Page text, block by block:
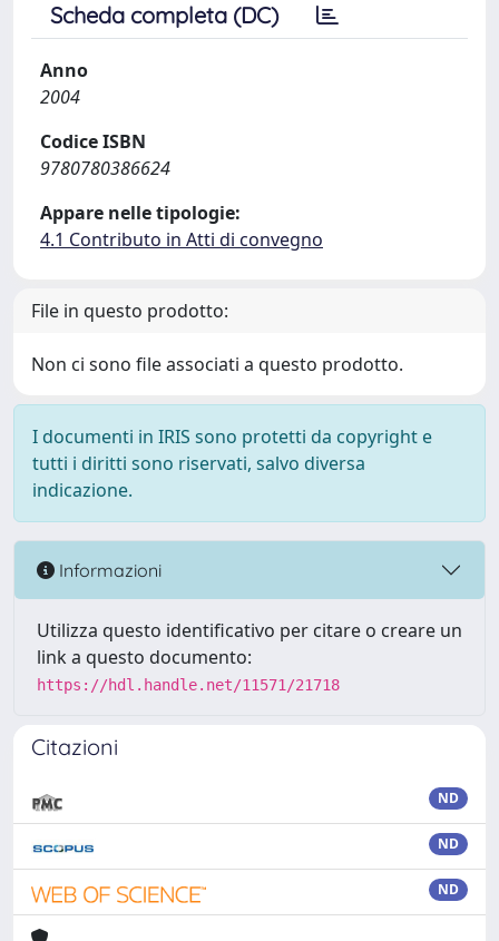
Scheda completa (DC)
Anno
2004
Codice ISBN
9780780386624
Appare nelle tipologie:
4.1 Contributo in Atti di convegno
File in questo prodotto:
Non ci sono file associati a questo prodotto.
I documenti in IRIS sono protetti da copyright e
tutti i diritti sono riservati, salvo diversa
indicazione.
Informazioni
Utilizza questo identificativo per citare o creare un
link a questo documento:
https://hdl.handle.net/11571/21718
Citazioni
ND
ND
ND